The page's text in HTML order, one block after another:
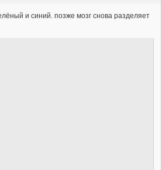
и синий. позже мозг снова разделяет